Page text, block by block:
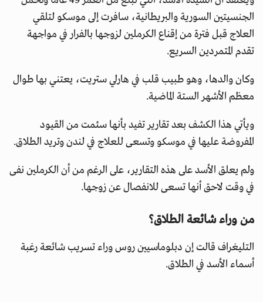
الجنسيتين السورية والبريطانية، سافرت إلى موسكو لتلقي
العلاج قبل فترة من إقناع الكرملين لزوجها بالفرار في مواجهة
تقدم المتمردين السريع.
وكان والدها، وهو طبيب قلب في هارلي ستريت، يعتني بها طوال
معظم الأشهر الستة الماضية.
ويأتي هذا الكشف بعد تقارير تفيد بأنها سئمت من القيود
المفروضة عليها في موسكو وتسعى للعلاج في لندن وتريد الطلاق.
ولم يعلق الأسد على هذه التقارير، على الرغم من أن الكرملين نفى
في وقت لاحق أنها تسعى للانفصال عن زوجها.
من وراء شائعة الطلاق؟
التليغراف قالت إن دبلوماسيين روس وراء تسريب شائعة رغبة
أسماء الأسد في الطلاق.